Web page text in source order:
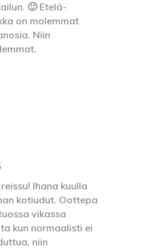
🙂 Etelä-
on molemmat
Niin
Ihana kuulla
kotiudut. Oottepa
vikassa
kun normaalisti ei
niin